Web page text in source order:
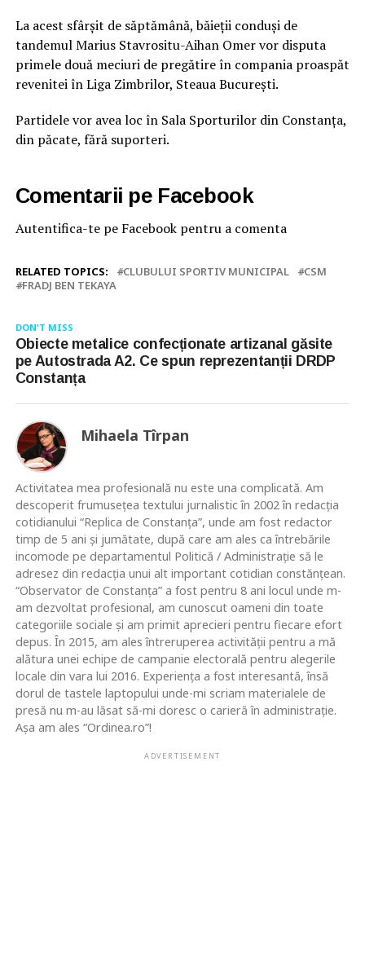
La acest sfârșit de săptămână, băieții conduși de
tandemul Marius Stavrositu-Aihan Omer vor disputa
primele două meciuri de pregătire în compania proaspăt
revenitei în Liga Zimbrilor, Steaua București.
Partidele vor avea loc în Sala Sporturilor din Constanța,
din păcate, fără suporteri.
Comentarii pe Facebook
Autentifica-te pe Facebook pentru a comenta
RELATED TOPICS: CLUBULUI SPORTIV MUNICIPAL
CSM
FRADJ BEN TEKAYA
DON'T MISS
Obiecte metalice confecționate artizanal găsite
pe Autostrada A2. Ce spun reprezentanții DRDP
Constanța
Mihaela Tîrpan
Activitatea mea profesională nu este una complicată. Am
descoperit frumusețea textului jurnalistic în 2002 în redacția
cotidianului “Replica de Constanța”, unde am fost redactor
timp de 5 ani și jumătate, după care am ales ca întrebările
incomode pe departamentul Politică / Administrație să le
adresez din redacția unui alt important cotidian constănțean.
“Observator de Constanța” a fost pentru 8 ani locul unde m-
am dezvoltat profesional, am cunoscut oameni din toate
categoriile sociale și am primit aprecieri pentru fiecare efort
depus. În 2015, am ales întreruperea activității pentru a mă
alătura unei echipe de campanie electorală pentru alegerile
locale din vara lui 2016. Experiența a fost interesantă, însă
dorul de tastele laptopului unde-mi scriam materialele de
presă nu m-au lăsat să-mi doresc o carieră în administrație.
Așa am ales “Ordinea.ro”!
ADVERTISEMENT